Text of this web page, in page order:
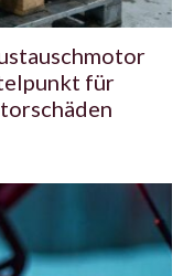
für